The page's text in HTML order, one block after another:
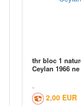
thr bloc 1
Ceylan 1966 ne
2,00 EUR